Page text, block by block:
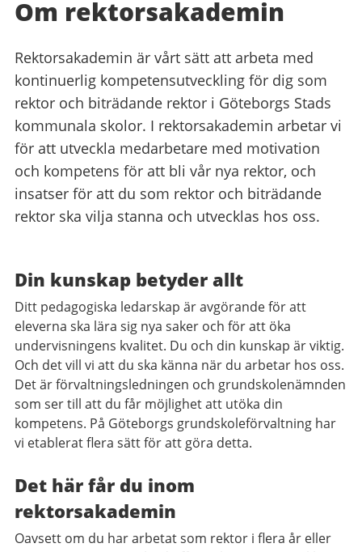
Om rektorsakademin
Rektorsakademin är vårt sätt att arbeta med
kontinuerlig kompetensutveckling för dig som
rektor och biträdande rektor i Göteborgs Stads
kommunala skolor. I rektorsakademin arbetar vi
för att utveckla medarbetare med motivation
och kompetens för att bli vår nya rektor, och
insatser för att du som rektor och biträdande
rektor ska vilja stanna och utvecklas hos oss.
Din kunskap betyder allt
Ditt pedagogiska ledarskap är avgörande för att
eleverna ska lära sig nya saker och för att öka
undervisningens kvalitet. Du och din kunskap är viktig.
Och det vill vi att du ska känna när du arbetar hos oss.
Det är förvaltningsledningen och grundskolenämnden
som ser till att du får möjlighet att utöka din
kompetens. På Göteborgs grundskoleförvaltning har
vi etablerat flera sätt för att göra detta.
Det här får du inom
rektorsakademin
Oavsett om du har arbetat som rektor i flera år eller